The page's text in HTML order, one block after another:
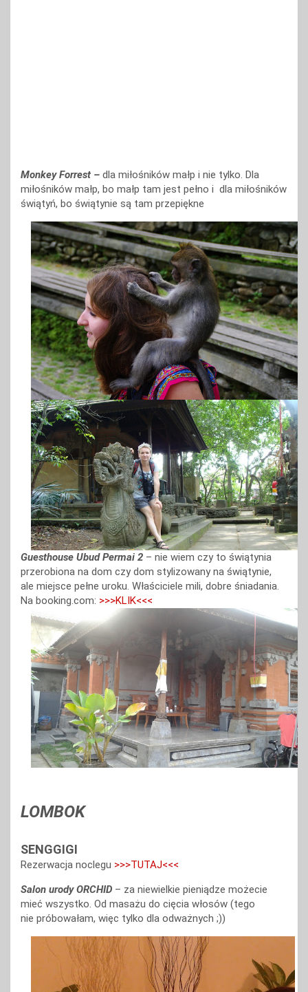
Monkey Forrest – dla miłośników małp i nie tylko. Dla
miłośników małp, bo małp tam jest pełno i dla miłośników
świątyń, bo świątynie są tam przepiękne
Guesthouse Ubud Permai 2 – nie wiem czy to świątynia
przerobiona na dom czy dom stylizowany na świątynie,
ale miejsce pełne uroku. Właściciele mili, dobre śniadania.
Na booking.com: >>>KLIK<<<
LOMBOK
SENGGIGI
Rezerwacja noclegu >>>TUTAJ<<<
Salon urody ORCHID – za niewielkie pieniądze możecie
mieć wszystko. Od masażu do cięcia włosów (tego
nie próbowałam, więc tylko dla odważnych ;))